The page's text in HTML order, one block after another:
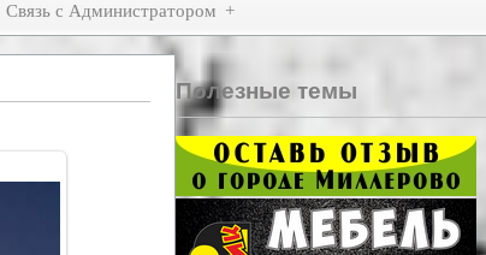
Связь с Администратором
Полезные темы